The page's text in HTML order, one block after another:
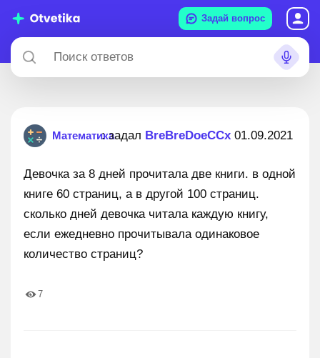
Задай вопрос
Математика: задал BreBreDoeCCx 01.09.2021
Девочка за 8 дней прочитала две книги. в одной
книге 60 страниц, а в другой 100 страниц.
сколько дней девочка читала каждую книгу,
если ежедневно прочитывала одинаковое
количество страниц?
7